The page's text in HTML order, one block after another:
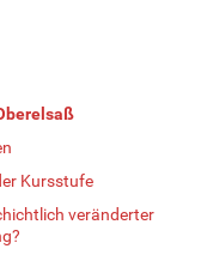
Kursstufe
veränderter